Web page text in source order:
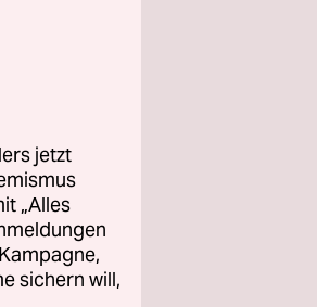
jetzt
„Alles
sichern will,